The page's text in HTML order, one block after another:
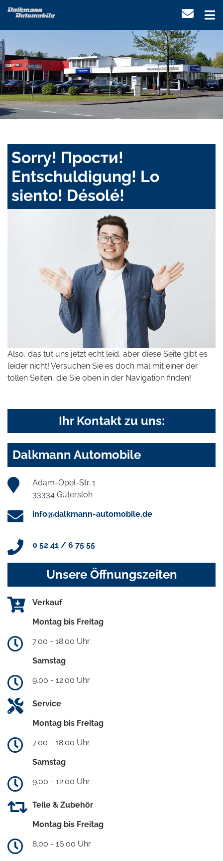
Sorry! Прости!
Entschuldigung! Lo
siento! Désolé!
Also, das tut uns jetzt echt leid, aber diese Seite gibt es
leider nicht! Versuchen Sie es doch mal mit einer der
tollen Seiten, die Sie oben in der Navigation finden!
Ihr Kontakt zu uns:
Dalkmann Automobile
Adam-Opel-Str. 1
33334 Gütersloh
info@dalkmann-automobile.de
0 52 41 / 6 75 55
Unsere Öffnungszeiten
Verkauf
Montag bis Freitag
7.00 - 18.00 Uhr
Samstag
9.00 - 12.00 Uhr
Service
Montag bis Freitag
7.00 - 18.00 Uhr
Samstag
9.00 - 12.00 Uhr
Teile & Zubehör
Montag bis Freitag
8.00 - 16.00 Uhr